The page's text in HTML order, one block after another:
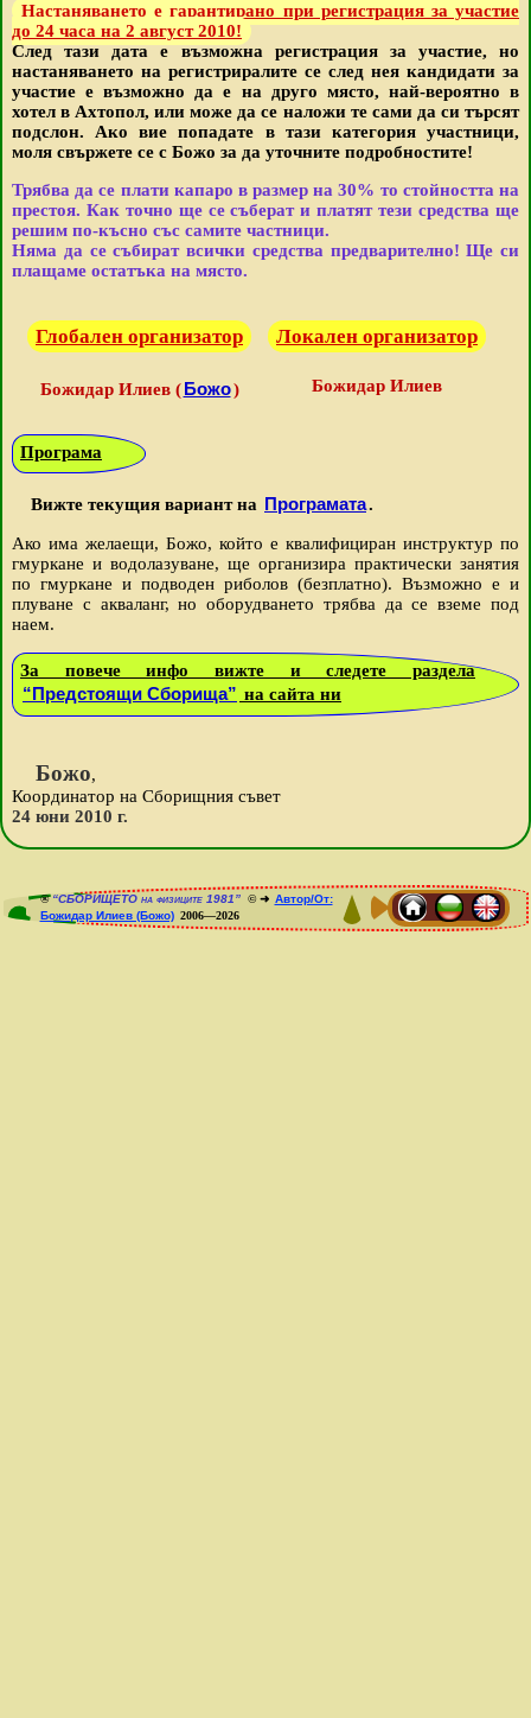
Настаняването е гарантирано при регистрация за участие
до 24 часа на 2 август 2010!
След тази дата е възможна регистрация за участие, но
настаняването на регистриралите се след нея кандидати за
участие е възможно да е на друго място, най-вероятно в
хотел в Ахтопол, или може да се наложи те сами да си търсят
подслон. Ако вие попадате в тази категория участници,
моля свържете се с Божо за да уточните подробностите!
Трябва да се плати капаро в размер на 30% то стойността на
престоя. Как точно ще се съберат и платят тези средства ще
решим по-късно със самите частници.
Няма да се събират всички средства предварително! Ще си
плащаме остатъка на място.
Глобален организатор Локален организатор
Божидар Илиев ( Божо) Божидар Илиев
Програма
Вижте текущия вариант на Програмата.
Ако има желаещи, Божо, който е квалифициран инструктур по
гмуркане и водолазуване, ще организира практически занятия
по гмуркане и подводен риболов (безплатно). Възможно е и
плуване с акваланг, но оборудването трябва да се вземе под
наем.
За повече инфо вижте и следете раздела
“Предстоящи Сборища” на сайта ни
Божо,
Координатор на Сборищния съвет
24 юни 2010 г.
®“СБОРИЩЕТО на физиците 1981”© ➜ Автор/От:
Божидар Илиев (Божо) 2006—2026